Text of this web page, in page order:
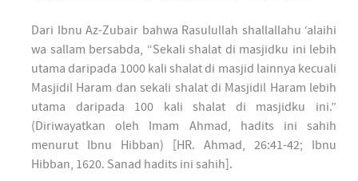
Dari Ibnu Az-Zubair bahwa Rasulullah shallallahu ‘alaihi
wa sallam bersabda, “Sekali shalat di masjidku ini lebih
utama daripada 1000 kali shalat di masjid lainnya kecuali
Masjidil Haram dan sekali shalat di Masjidil Haram lebih
utama daripada 100 kali shalat di masjidku ini.”
(Diriwayatkan oleh Imam Ahmad, hadits ini sahih
menurut Ibnu Hibban) [HR. Ahmad, 26:41-42; Ibnu
Hibban, 1620. Sanad hadits ini sahih].